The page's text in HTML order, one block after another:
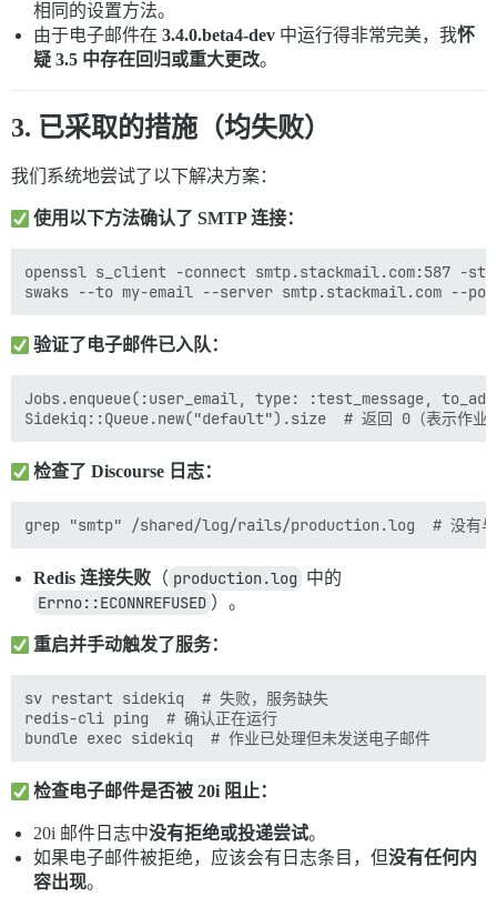
相同的设置方法。
由于电子邮件在 3.4.0.beta4-dev 中运行得非常完美，我怀
疑 3.5 中存在回归或重大更改。
3. 已采取的措施（均失败）
我们系统地尝试了以下解决方案：
使用以下方法确认了 SMTP 连接：
openssl s_client -connect smtp.stackmail.com:587 -
验证了电子邮件已入队：
Jobs.enqueue(:user_email, type: :test_message,
检查了 Discourse 日志：
Redis 连接失败 （ production.log 中的
Errno::ECONNREFUSED ）。
重启并手动触发了服务：
sv restart sidekiq  # 失败，服务缺失
redis-cli ping  # 确认正在运行
检查电子邮件是否被 20i 阻止：
20i 邮件日志中没有拒绝或投递尝试。
如果电子邮件被拒绝，应该会有日志条目，但没有任何内
容出现。